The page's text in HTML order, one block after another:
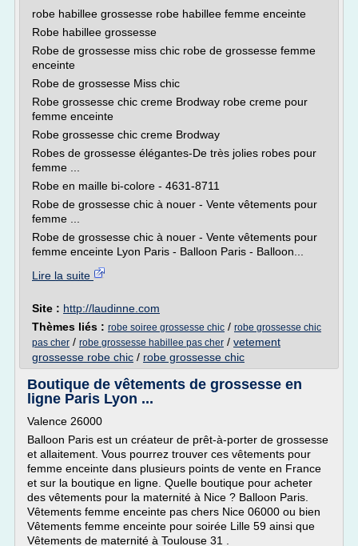
robe habillee grossesse robe habillee femme enceinte
Robe habillee grossesse
Robe de grossesse miss chic robe de grossesse femme
enceinte
Robe de grossesse Miss chic
Robe grossesse chic creme Brodway robe creme pour
femme enceinte
Robe grossesse chic creme Brodway
Robes de grossesse élégantes-De très jolies robes pour
femme ...
Robe en maille bi-colore - 4631-8711
Robe de grossesse chic à nouer - Vente vêtements pour
femme ...
Robe de grossesse chic à nouer - Vente vêtements pour
femme enceinte Lyon Paris - Balloon Paris - Balloon...
Lire la suite
Site : http://laudinne.com
Thèmes liés : robe soiree grossesse chic / robe grossesse chic
pas cher / robe grossesse habillee pas cher / vetement
grossesse robe chic / robe grossesse chic
Boutique de vêtements de grossesse en
ligne Paris Lyon ...
Valence 26000
Balloon Paris est un créateur de prêt-à-porter de grossesse
et allaitement. Vous pourrez trouver ces vêtements pour
femme enceinte dans plusieurs points de vente en France
et sur la boutique en ligne. Quelle boutique pour acheter
des vêtements pour la maternité à Nice ? Balloon Paris.
Vêtements femme enceinte pas chers Nice 06000 ou bien
Vêtements femme enceinte pour soirée Lille 59 ainsi que
Vêtements de maternité à Toulouse 31 .